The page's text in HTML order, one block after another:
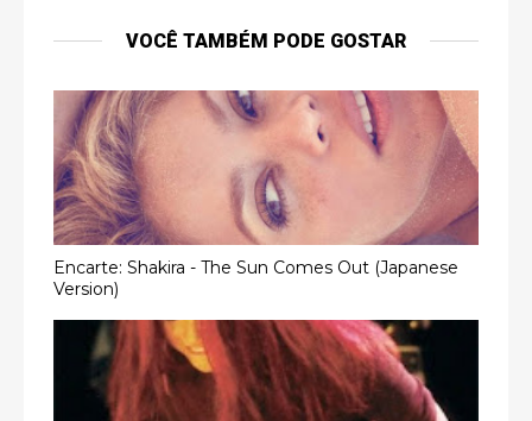
VOCÊ TAMBÉM PODE GOSTAR
Encarte: Shakira - The Sun Comes Out (Japanese
Version)